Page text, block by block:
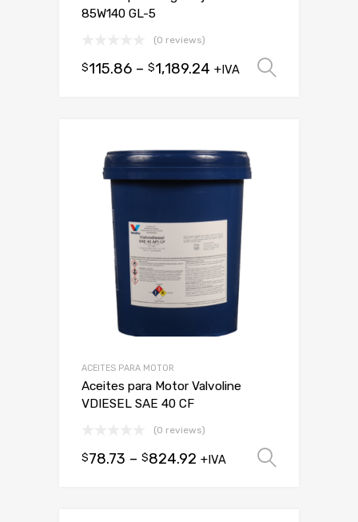
85W140 GL-5
(0 reviews)
$115.86 – $1,189.24 +IVA
ACEITES PARA MOTOR
Aceites para Motor Valvoline
VDIESEL SAE 40 CF
(0 reviews)
$78.73 – $824.92 +IVA